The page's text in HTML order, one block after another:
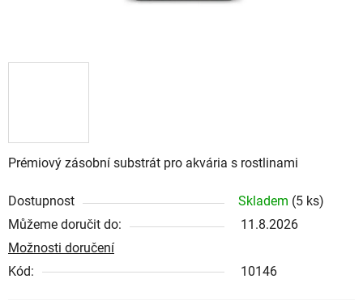
Prémiový zásobní substrát pro akvária s rostlinami
Dostupnost Skladem (5 ks)
Můžeme doručit do:
11.8.2026
Možnosti doručení
Kód:
10146